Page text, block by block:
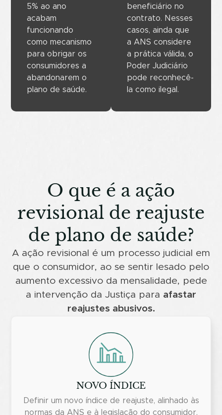
5% ao ano
acabam
funcionando
como mecanismo
para obrigar os
consumidores a
abandonarem o
plano de saúde.
beneficiário no
contrato. Nesses
casos, ainda que
a ANS considere
a prática válida, o
Poder Judiciário
pode reconhecê-
la como ilegal.
O que é a ação
revisional de reajuste
de plano de saúde?
A ação revisional é um processo judicial em
que o consumidor, ao se sentir lesado pelo
aumento excessivo da mensalidade, pede
a intervenção da Justiça para afastar
reajustes abusivos.
NOVO ÍNDICE
Definir um novo índice de reajuste, alinhado às
normas da ANS e à legislação do consumidor,